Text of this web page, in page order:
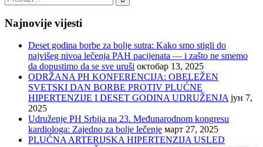
Najnovije vijesti
Deset godina borbe za bolje sutra: Kako smo stigli do
najvišeg nivoa lečenja PAH pacijenata — i zašto ne smemo
da dopustimo da se sve uruši октобар 13, 2025
ODRŽANA PH KONFERENCIJA: OBELEŽEN
SVETSKI DAN BORBE PROTIV PLUĆNE
HIPERTENZIJE I DESET GODINA UDRUŽENJA јун 7,
2025
Udruženje PH Srbija na 23. Međunarodnom kongresu
kardiologa: Zajedno za bolje lečenje март 27, 2025
PLUĆNA ARTERIJSKA HIPERTENZIJA USLED